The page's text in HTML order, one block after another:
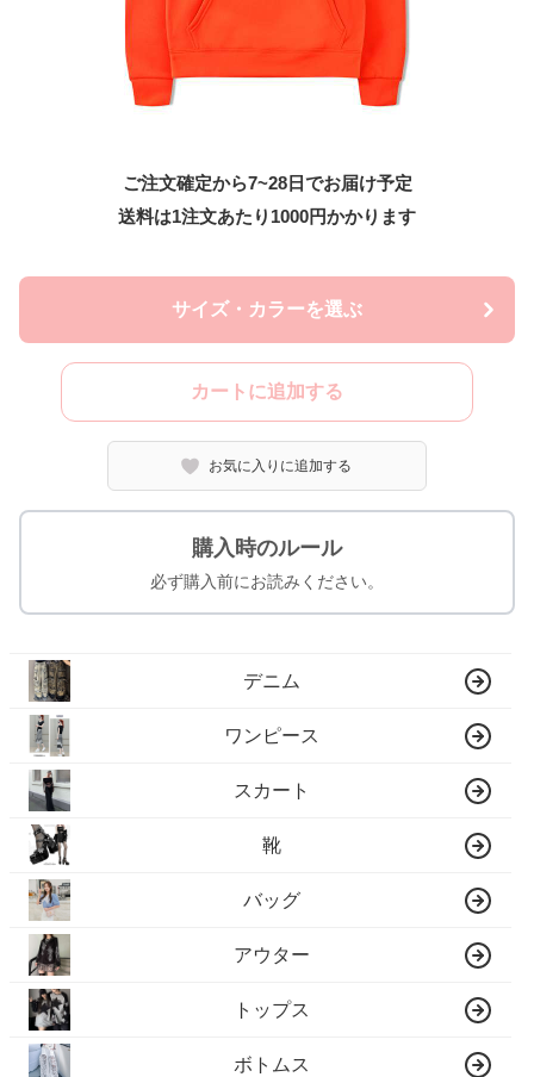
ご注文確定から7~28日でお届け予定
送料は1注文あたり 1000円かかります
サイズ・カラーを選ぶ
カートに追加する
お気に入りに追加する
購入時のルール
必ず購入前にお読みください。
デニム
ワンピース
スカート
靴
バッグ
アウター
トップス
ボトムス